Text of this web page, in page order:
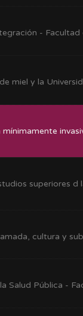
- Facultad
miel y la
superiores d
cultura y
Salud Pública -